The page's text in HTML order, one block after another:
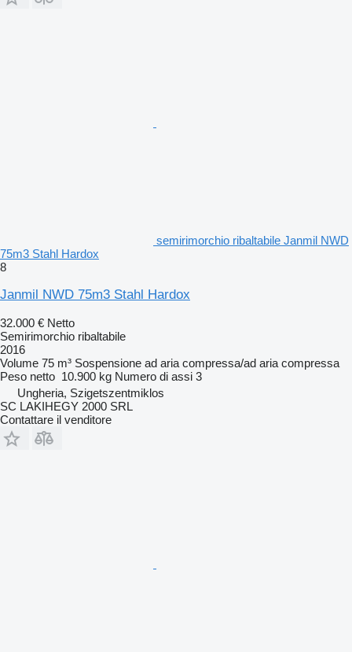
semirimorchio ribaltabile Janmil NWD
75m3 Stahl Hardox
8
Janmil NWD 75m3 Stahl Hardox
32.000 € Netto
Semirimorchio ribaltabile
2016
Volume 75 m³ Sospensione ad aria compressa/ad aria compressa
Peso netto 10.900 kg Numero di assi 3
Ungheria, Szigetszentmiklos
SC LAKIHEGY 2000 SRL
Contattare il venditore